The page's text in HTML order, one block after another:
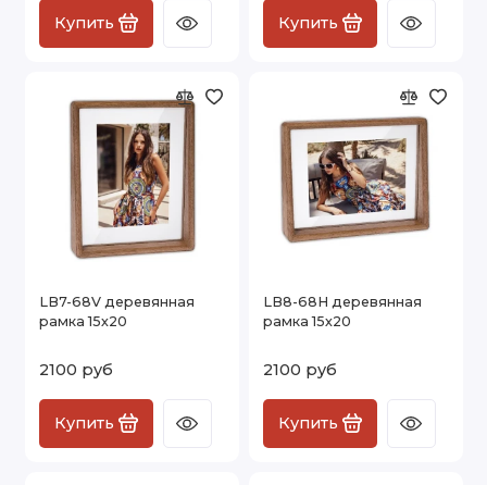
Купить Купить
LB7-68V деревянная
рамка 15х20
2100 руб
Купить
LB8-68H деревянная
рамка 15х20
2100 руб
Купить